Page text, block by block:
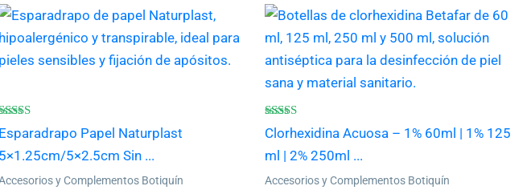
Valorado
con
4.67
de 5
Esparadrapo Papel Naturplast
5×1.25cm/5×2.5cm Sin ...
y Complementos Botiquín
Este
producto
tiene
Valorado
con
4.57
de 5
Clorhexidina Acuosa – 1% 60ml | 1% 125
ml | 2% 250ml ...
Accesorios y Complementos Botiquín
Este
producto
tiene
Las